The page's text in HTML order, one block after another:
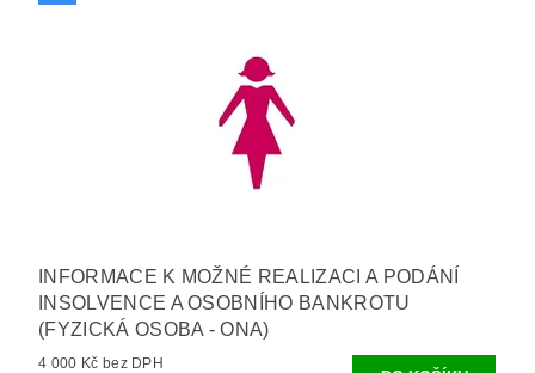
INFORMACE K MOŽNÉ REALIZACI A PODÁNÍ
INSOLVENCE A OSOBNÍHO BANKROTU
(FYZICKÁ OSOBA - ONA)
4 000 Kč bez DPH